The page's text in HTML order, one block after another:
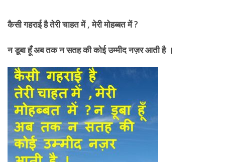
कैसी गहराई है तेरीचाहत में , मेरी मोहब्बत में ?
न डूबा हूँ अब तक न सतह की कोई उम्मीद नज़र आती है ।